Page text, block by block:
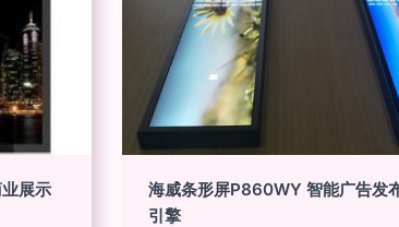
展示
海威条形屏P860WY 智能广告发
引擎